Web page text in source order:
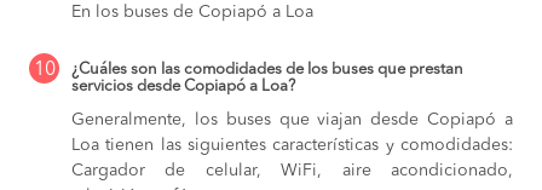
En los buses de Copiapó a Loa
10
¿Cuáles son las comodidades de los buses que prestan
servicios desde Copiapó a Loa?
Generalmente, los buses que viajan desde Copiapó a
Loa tienen las siguientes características y comodidades:
Cargador de celular, WiFi, aire acondicionado,